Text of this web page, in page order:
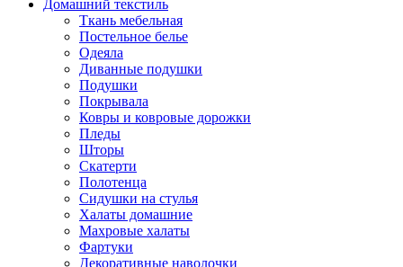
Домашний текстиль
Ткань мебельная
Постельное белье
Одеяла
Диванные подушки
Подушки
Покрывала
Ковры и ковровые дорожки
Пледы
Шторы
Скатерти
Полотенца
Сидушки на стулья
Халаты домашние
Махровые халаты
Фартуки
Декоративные наволочки